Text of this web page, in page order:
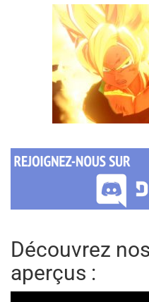
Découvrez
aperçus :